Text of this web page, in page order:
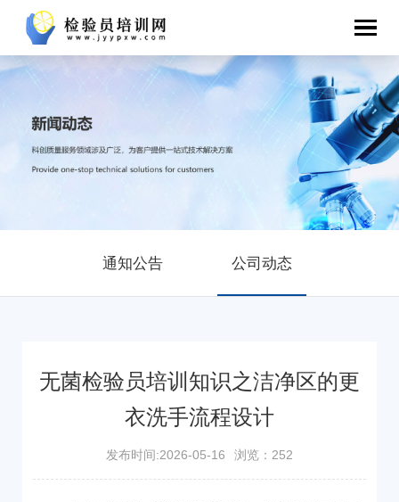
通知公告 公司动态
无菌检验员培训知识之洁净区的更
衣洗手流程设计
发布时间:2026-05-16 浏览：252